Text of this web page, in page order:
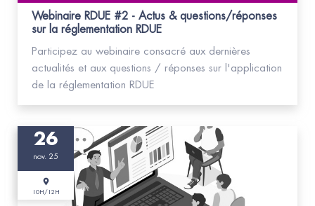
Webinaire RDUE #2 - Actus & questions/réponses
sur la réglementation RDUE
Participez au webinaire consacré aux dernières
actualités et aux questions / réponses sur l'application
de la réglementation RDUE
26
nov. 25
10H/12H